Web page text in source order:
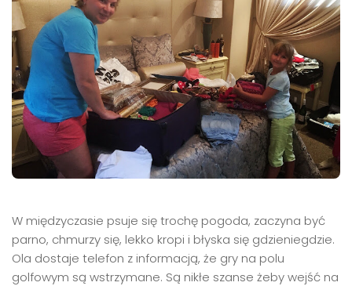
W międzyczasie psuje się trochę pogoda, zaczyna być
parno, chmurzy się, lekko kropi i błyska się gdzieniegdzie.
Ola dostaje telefon z informacją, że gry na polu
golfowym są wstrzymane. Są nikłe szanse żeby wejść na